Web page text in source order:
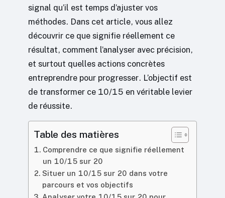
signal qu’il est temps d’ajuster vos
méthodes. Dans cet article, vous allez
découvrir ce que signifie réellement ce
résultat, comment l’analyser avec précision,
et surtout quelles actions concrètes
entreprendre pour progresser. L’objectif est
de transformer ce 10/15 en véritable levier
de réussite.
Table des matières
Comprendre ce que signifie réellement
un 10/15 sur 20
Situer un 10/15 sur 20 dans votre
parcours et vos objectifs